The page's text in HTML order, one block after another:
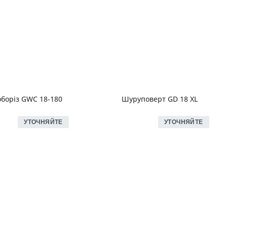
GWC 18-180
УТОЧНЯЙТЕ
Шуруповерт GD 18 XL
УТОЧНЯЙТЕ